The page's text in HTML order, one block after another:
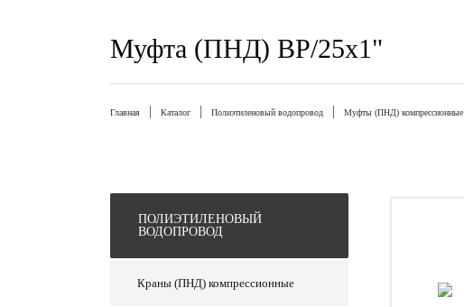
Муфта (ПНД) ВР/25х1"
Главная Каталог Полиэтиленовый водопровод Муфты (ПНД) компрессионные
ПОЛИЭТИЛЕНОВЫЙ
ВОДОПРОВОД
Краны (ПНД) компрессионные